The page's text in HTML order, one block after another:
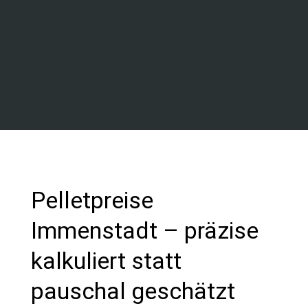
Pelletpreise
Immenstadt – präzise
kalkuliert statt
pauschal geschätzt